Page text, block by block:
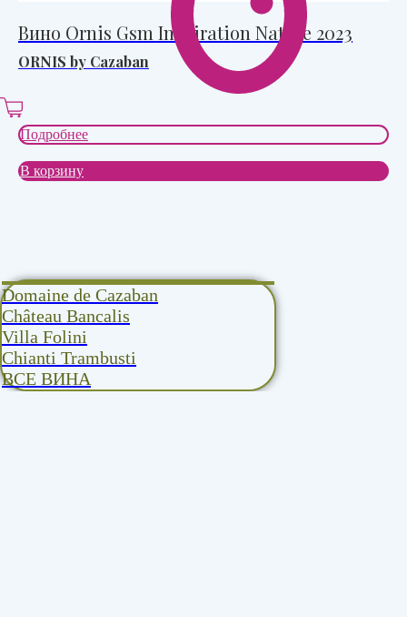
Вино Ornis Gsm Inspiration Nature 2023
ORNIS by Cazaban
Подробнее
В корзину
Domaine de Cazaban
Château Bancalis
Villa Folini
Chianti Trambusti
ВСЕ ВИНА